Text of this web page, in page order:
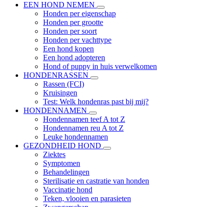
EEN HOND NEMEN
Honden per eigenschap
Honden per grootte
Honden per soort
Honden per vachttype
Een hond kopen
Een hond adopteren
Hond of puppy in huis verwelkomen
HONDENRASSEN
Rassen (FCI)
Kruisingen
Test: Welk hondenras past bij mij?
HONDENNAMEN
Hondennamen teef A tot Z
Hondennamen reu A tot Z
Leuke hondennamen
GEZONDHEID HOND
Ziektes
Symptomen
Behandelingen
Sterilisatie en castratie van honden
Vaccinatie hond
Teken, vlooien en parasieten